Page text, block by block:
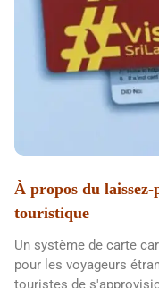
À propos du
touristique
Un système de carte
pour les voyageurs